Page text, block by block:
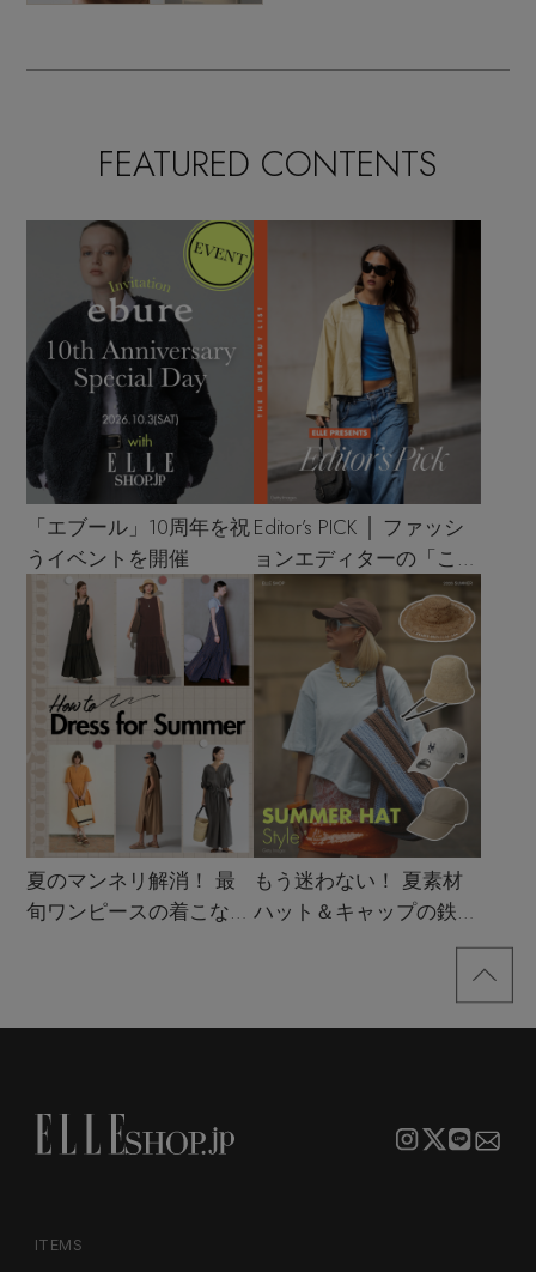
FEATURED CONTENTS
「エブール」10周年を祝
うイベントを開催
Editor’s PICK │ ファッシ
ョンエディターの「これ
買い！」リスト
夏のマンネリ解消！ 最
旬ワンピースの着こなし
もう迷わない！ 夏素材
ハット＆キャップの鉄板
ITEMS